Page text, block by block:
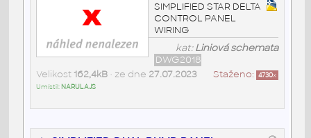
SIMPLIFIED STAR DELTA
CONTROL PANEL
WIRING
kat:Liniová schemata
DWG2018
Staženo: 4730x
Velikost 162,4kB• ze dne 27.07.2023
Umístil: NARULAJS